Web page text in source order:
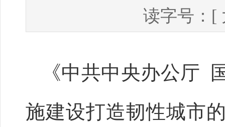
读字号：[
《中共中央办公厅
施建设打造韧性城市